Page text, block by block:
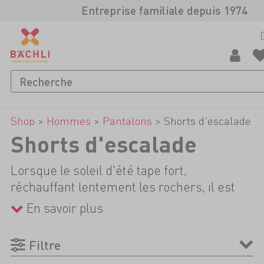
Entreprise familiale depuis 1974
Shop > Hommes > Pantalons > Shorts d'escalade
Shorts d'escalade
Lorsque le soleil d'été tape fort,
réchauffant lentement les rochers, il est
temps d'enfiler un short d'escalade léger.
Voies de plusieurs longueurs au caractère
alpin, jardins d'escalade sportive ou blocs:
les shorts d'escalade sont parfaits pour
En savoir plus
Filtre